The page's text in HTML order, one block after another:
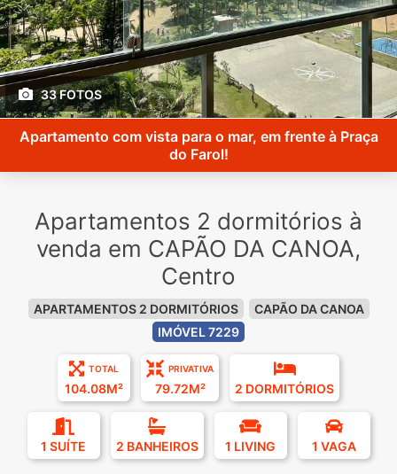
33 FOTOS
Apartamento com vista para o mar, em frente à Praça
do Farol!
Apartamentos 2 dormitórios à
venda em CAPÃO DA CANOA,
Centro
APARTAMENTOS 2 DORMITÓRIOS
CAPÃO DA CANOA
IMÓVEL 7229
TOTAL
104.08M²
PRIVATIVA
79.72M² 2 DORMITÓRIOS
1 SUÍTE 2 BANHEIROS 1 LIVING 1 VAGA